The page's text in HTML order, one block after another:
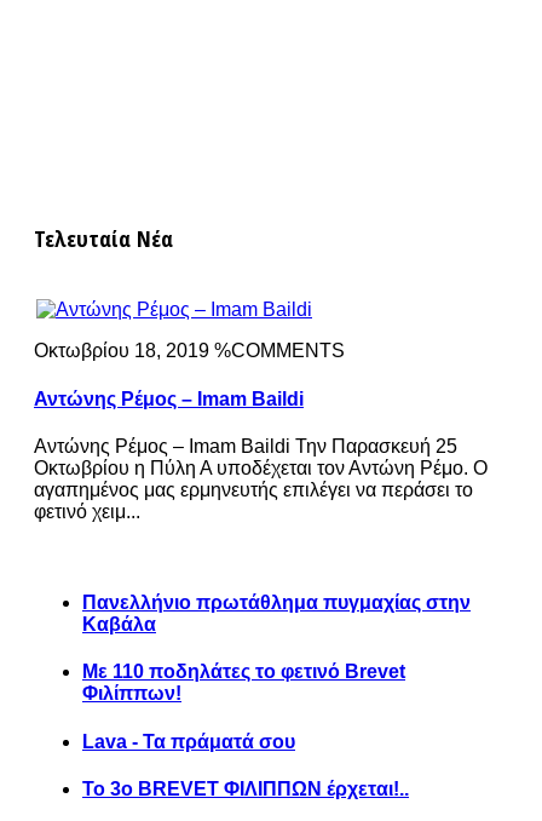
Τελευταία Νέα
Οκτωβρίου 18, 2019 %COMMENTS
Αντώνης Ρέμος – Imam Baildi
Αντώνης Ρέμος – Imam Baildi Την Παρασκευή 25
Οκτωβρίου η Πύλη Α υποδέχεται τον Αντώνη Ρέμο. Ο
αγαπημένος μας ερμηνευτής επιλέγει να περάσει το
φετινό χειμ...
Πανελλήνιο πρωτάθλημα πυγμαχίας στην
Καβάλα
Με 110 ποδηλάτες το φετινό Brevet
Φιλίππων!
Lava - Τα πράματά σου
Το 3ο BREVET ΦΙΛΙΠΠΩΝ έρχεται!..